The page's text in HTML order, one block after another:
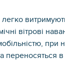
легко
вітрові
при
переносяться